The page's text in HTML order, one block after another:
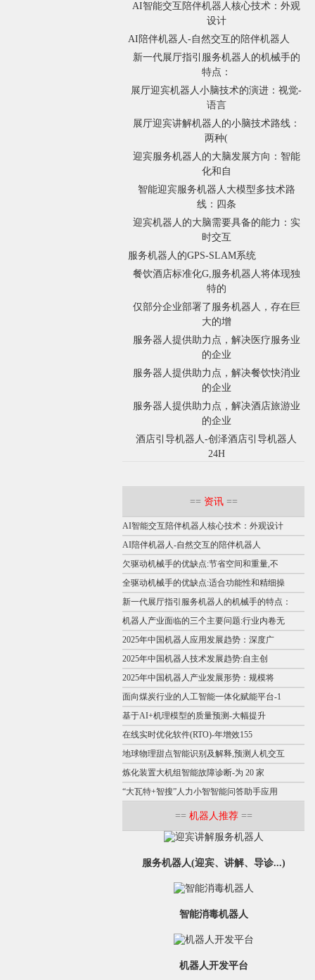
AI智能交互陪伴机器人核心技术：外观
设计
AI陪伴机器人-自然交互的陪伴机器人
新一代展厅指引服务机器人的机械手的
特点：
展厅迎宾机器人小脑技术的演进：视觉-
语言
展厅迎宾讲解机器人的小脑技术路线：
两种(
迎宾服务机器人的大脑发展方向：智能
化和自
智能迎宾服务机器人大模型多技术路
线：四条
迎宾机器人的大脑需要具备的能力：实
时交互
服务机器人的GPS-SLAM系统
餐饮酒店标准化G,服务机器人将体现独
特的
仅部分企业部署了服务机器人，存在巨
大的增
服务器人提供助力点，解决医疗服务业
的企业
服务器人提供助力点，解决餐饮快消业
的企业
服务器人提供助力点，解决酒店旅游业
的企业
酒店引导机器人-创泽酒店引导机器人
24H
== 资讯==
AI智能交互陪伴机器人核心技术：外观设计
AI陪伴机器人-自然交互的陪伴机器人
欠驱动机械手的优缺点:节省空间和重量,不
全驱动机械手的优缺点:适合功能性和精细操
新一代展厅指引服务机器人的机械手的特点：
机器人产业面临的三个主要问题:行业内卷无
2025年中国机器人应用发展趋势：深度广
2025年中国机器人技术发展趋势:自主创
2025年中国机器人产业发展形势：规模将
面向煤炭行业的人工智能一体化赋能平台-1
基于AI+机理模型的质量预测-大幅提升
在线实时优化软件(RTO)-年增效155
地球物理甜点智能识别及解释,预测人机交互
炼化装置大机组智能故障诊断-为 20 家
“大瓦特+智搜”人力小智智能问答助手应用
== 机器人推荐==
服务机器人(迎宾、讲解、导诊...)
智能消毒机器人
机器人开发平台